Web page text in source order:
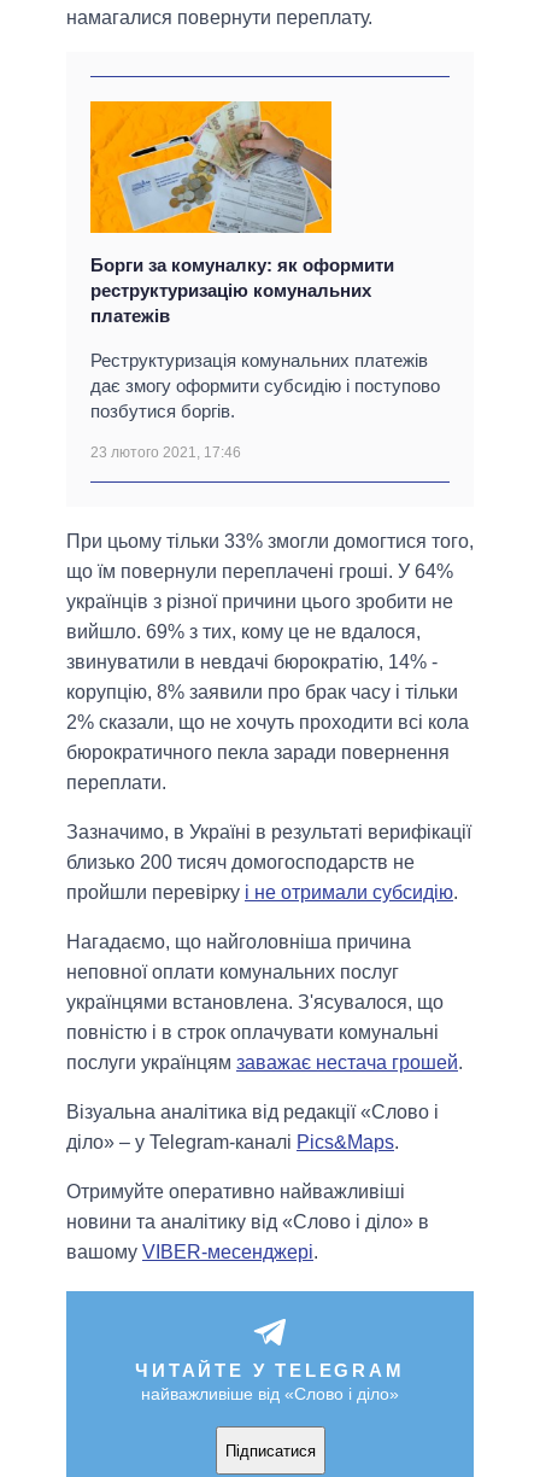
намагалися повернути переплату.
Борги за комуналку: як оформити
реструктуризацію комунальних
платежів
Реструктуризація комунальних платежів
дає змогу оформити субсидію і поступово
позбутися боргів.
23 лютого 2021, 17:46
При цьому тільки 33% змогли домогтися того,
що їм повернули переплачені гроші. У 64%
українців з різної причини цього зробити не
вийшло. 69% з тих, кому це не вдалося,
звинуватили в невдачі бюрократію, 14% -
корупцію, 8% заявили про брак часу і тільки
2% сказали, що не хочуть проходити всі кола
бюрократичного пекла заради повернення
переплати.
Зазначимо, в Україні в результаті верифікації
близько 200 тисяч домогосподарств не
пройшли перевірку і не отримали субсидію.
Нагадаємо, що найголовніша причина
неповної оплати комунальних послуг
українцями встановлена. З'ясувалося, що
повністю і в строк оплачувати комунальні
послуги українцям заважає нестача грошей.
Візуальна аналітика від редакції «Слово і
діло» – у Telegram-каналі Pics&Maps.
Отримуйте оперативно найважливіші
новини та аналітику від «Слово і діло» в
вашому VIBER-месенджері.
ЧИТАЙТЕ У TELEGRAM
найважливіше від «Слово і діло»
Підписатися